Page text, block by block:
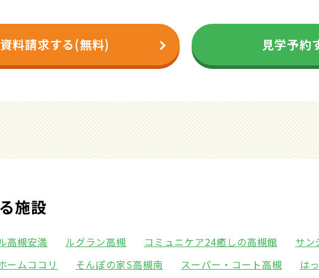
資料請求する(無料) 見学予約
施設
高槻安満 ルグラン高槻 コミュニケア24癒しの高槻館 サン
ームココリ そんぽの家S高槻南 スーパー・コート高槻 は